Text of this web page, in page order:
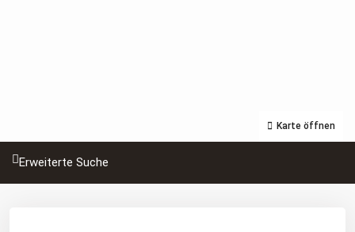
Karte öffnen
Erweiterte Suche